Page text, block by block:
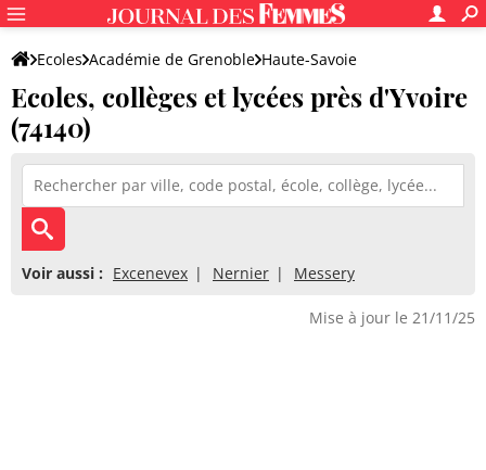
Ecoles Académie de Grenoble Haute-Savoie
Ecoles, collèges et lycées près d'Yvoire
(74140)
Voir aussi : Excenevex Nernier Messery
Mise à jour le 21/11/25